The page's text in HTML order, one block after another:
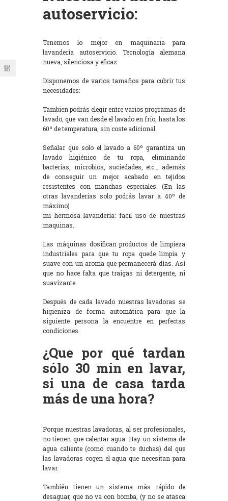
autoservicio:
Tenemos lo mejor en maquinaria para
lavandería autoservicio. Tecnología alemana
nueva, silenciosa y eficaz.
Disponemos de varios tamaños para cubrir tus
necesidades:
Tambien podrás elegir entre varios programas de
lavado, que van desde el lavado en frío, hasta los
60º de temperatura, sin coste adicional.
Señalar que solo el lavado a 60º garantiza un
lavado higiénico de tu ropa, eliminando
bacterias, microbios, suciedades, etc… además
de conseguir un mejor acabado en tejidos
resistentes con manchas especiales. (En las
otras lavanderías solo podrás lavar a 40º de
máximo)
mi hermosa lavandería: facil uso de nuestras
maquinas.
Las máquinas dosifican productos de limpieza
industriales para que tu ropa quede limpia y
suave con un aroma que permanecerá días. Así
que no hace falta que traigas ni detergente, ni
suavizante.
Después de cada lavado nuestras lavadoras se
higieniza de forma automática para que la
siguiente persona la encuentre en perfectas
condiciones.
¿Que por qué tardan
sólo 30 min en lavar,
si una de casa tarda
más de una hora?
Porque nuestras lavadoras, al ser profesionales,
no tienen que calentar agua. Hay un sistema de
agua caliente (como cuando te duchas) del que
las lavadoras cogen el agua que necesitan para
lavar.
También tienen un sistema más rápido de
desaguar, que no va con bomba, (y no se atasca